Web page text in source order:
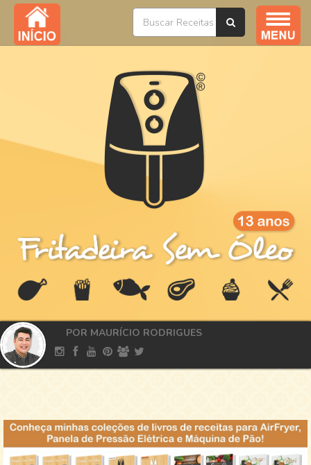
Índice / Todas as Receitas
Ofertas
POR MAURÍCIO RODRIGUES